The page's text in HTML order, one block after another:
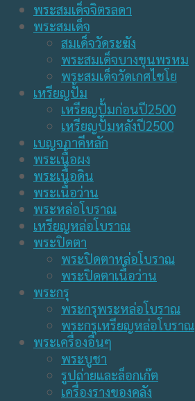
พระสมเด็จจิตรลดา
พระสมเด็จ
สมเด็จวัดระฆัง
พระสมเด็จบางขุนพรหม
พระสมเด็จวัดเกศไชโย
เหรียญปั้ม
เหรียญปั้มก่อนปี2500
เหรียญปั้มหลังปี2500
เบญจภาคีหลัก
พระเนื้อผง
พระเนื้อดิน
พระเนื้อว่าน
พระหล่อโบราณ
เหรียญหล่อโบราณ
พระปิดตา
พระปิดตาหล่อโบราณ
พระปิดตาเนื้อว่าน
พระกรุ
พระกรุพระหล่อโบราณ
พระกรุเหรียญหล่อโบราณ
พระเครื่องอื่นๆ
พระบูชา
รูปถ่ายและล็อกเก๊ต
เครื่องรางของคลัง